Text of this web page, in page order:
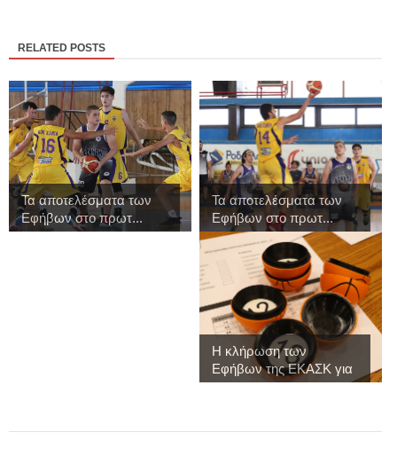
RELATED POSTS
Τα αποτελέσματα των
Εφήβων στο πρωτ...
Τα αποτελέσματα των
Εφήβων στο πρωτ...
Η κλήρωση των
Εφήβων της ΕΚΑΣΚ για
...